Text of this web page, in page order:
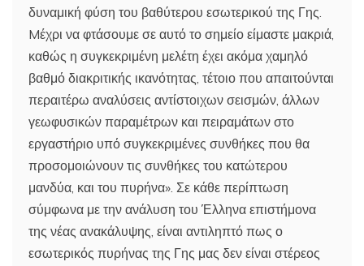
δυναμική φύση του βαθύτερου εσωτερικού της Γης.
Mέχρι να φτάσουμε σε αυτό το σημείο είμαστε μακριά,
καθώς η συγκεκριμένη μελέτη έχει ακόμα χαμηλό
βαθμό διακριτικής ικανότητας, τέτοιο που απαιτούνται
περαιτέρω αναλύσεις αντίστοιχων σεισμών, άλλων
γεωφυσικών παραμέτρων και πειραμάτων στο
εργαστήριο υπό συγκεκριμένες συνθήκες που θα
προσομοιώνουν τις συνθήκες του κατώτερου
μανδύα, και του πυρήνα». Σε κάθε περίπτωση
σύμφωνα με την ανάλυση του Έλληνα επιστήμονα
της νέας ανακάλυψης, είναι αντιληπτό πως ο
εσωτερικός πυρήνας της Γης μας δεν είναι στέρεος